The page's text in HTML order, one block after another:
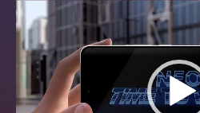
视
频
播
放
器